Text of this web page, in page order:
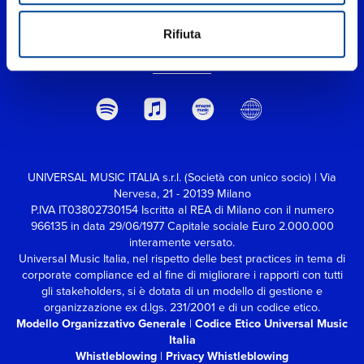
Rifiuta
UNIVERSAL MUSIC ITALIA s.r.l. (Società con unico socio) | Via
Nervesa, 21 - 20139 Milano
P.IVA IT03802730154 Iscritta al REA di Milano con il numero
966135 in data 29/06/1977Capitale sociale Euro 2.000.000
interamente versato.
Universal Music Italia, nel rispetto delle best practices in tema di
corporate compliance ed al fine di migliorare i rapporti con tutti
gli stakeholders,si è dotata di un modello di gestione e
organizzazione ex d.lgs. 231/2001 e di un codice etico.
Modello Organizzativo Generale | Codice Etico Universal Music
Italia
Whistleblowing | Privacy Whistleblowing